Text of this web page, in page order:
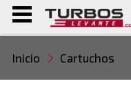
Inicio Cartuchos